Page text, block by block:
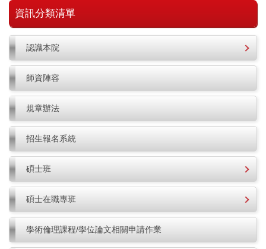
資訊分類清單
認識本院
師資陣容
規章辦法
招生報名系統
碩士班
碩士在職專班
學術倫理課程/學位論文相關申請作業